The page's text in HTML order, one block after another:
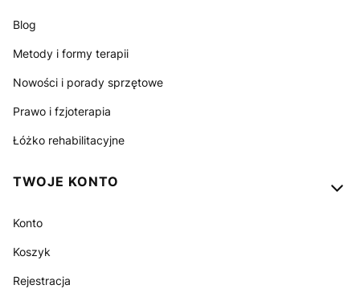
Blog
Metody i formy terapii
Nowości i porady sprzętowe
Prawo i fzjoterapia
Łóżko rehabilitacyjne
TWOJE KONTO
Konto
Koszyk
Rejestracja